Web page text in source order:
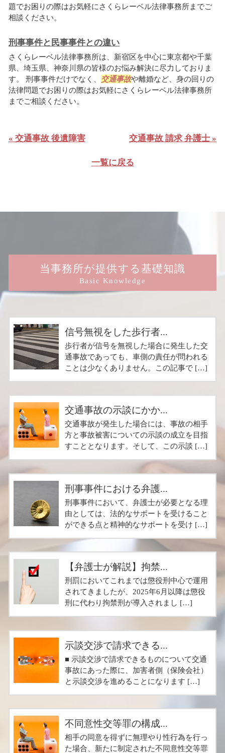
題でお困りの際はお気軽にさくらレーベル法律事務所までご
相談ください。
刑事事件と民事事件との違い
さくらレーベル法律事務所は、新宿区を中心に東京都や千葉
県、埼玉県、神奈川県の皆様のお悩み解決に尽力しておりま
す。 刑事事件だけでなく、 交通事故や離婚など、身の回りの
法律問題でお困りの際はお気軽にさくらレーベル法律事務所
までご相談ください。
« 交通事故 後遺障害 交通事故 請求 弁護士 »
一覧に戻る
当事務所が提供する基礎知識
Basic Knowledge
信号無視をした歩行者...
歩行者が信号を無視した場合に発生した交
通事故であっても、車側の責任が問われる
ことは少なくありません。この記事で […]
交通事故の示談にかか...
交通事故が発生した場合には、事故の相手
方と事故被害についての示談の成立を目指
すこととなります。そして、この示談 […]
刑事事件における弁護...
刑事事件において、弁護士が必要となる理
由としては、法的なサポートを受けること
ができる点と精神的なサポートを受け […]
【弁護士が解説】拘禁...
刑罰においてこれまでは懲役刑中心で運用
されてきましたが、2025年6月以降は懲役
刑に代わり拘禁刑が導入されまし […]
示談交渉で請求できる...
■ 示談交渉で請求できるものについて交通
事故にあった際に、加害者側（保険会社）
と示談交渉を進めることになります […]
不同意性交等罪の構成...
相手の同意を得ずに無理やり性行為を行っ
た場合、新たに制定された不同意性交等罪